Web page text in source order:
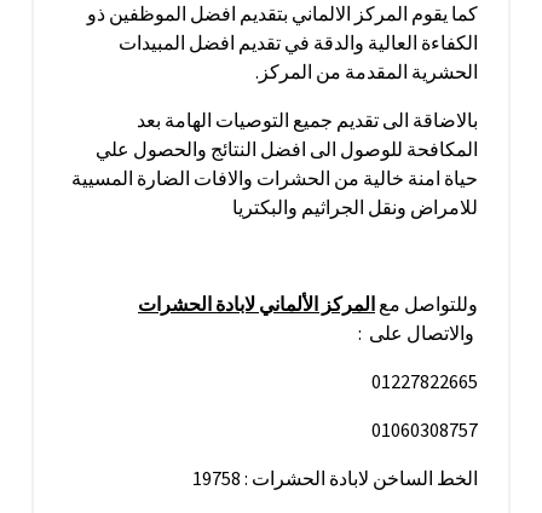
كما يقوم المركز الالماني بتقديم افضل الموظفين ذو
الكفاءة العالية والدقة في تقديم افضل المبيدات
الحشرية المقدمة من المركز.
بالاضاقة الى تقديم جميع التوصيات الهامة بعد
المكافحة للوصول الى افضل النتائج والحصول علي
حياة امنة خالية من الحشرات والافات الضارة المسيية
للامراض ونقل الجراثيم والبكتريا
وللتواصل مع المركز الألماني لابادة الحشرات
والاتصال على :
01227822665
01060308757
الخط الساخن لابادة الحشرات : 19758